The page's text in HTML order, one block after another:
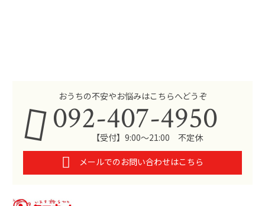
おうちの不安やお悩みはこちらへどうぞ
092-407-4950
【受付】9:00～21:00 不定休
メールでのお問い合わせはこちら